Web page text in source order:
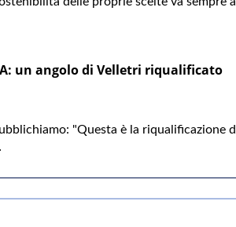
un angolo di Velletri riqualificato
"Questa è la riqualificazione